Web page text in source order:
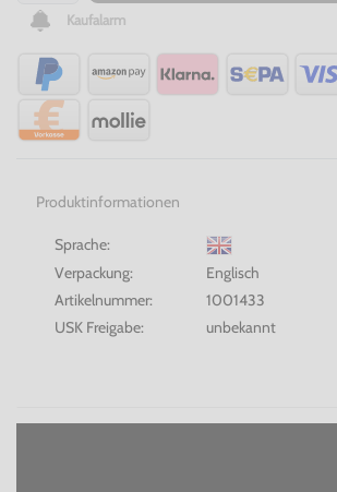
Kaufalarm
Produktinformationen
Sprache:
Verpackung:
Englisch
Artikelnummer:
1001433
USK Freigabe:
unbekannt